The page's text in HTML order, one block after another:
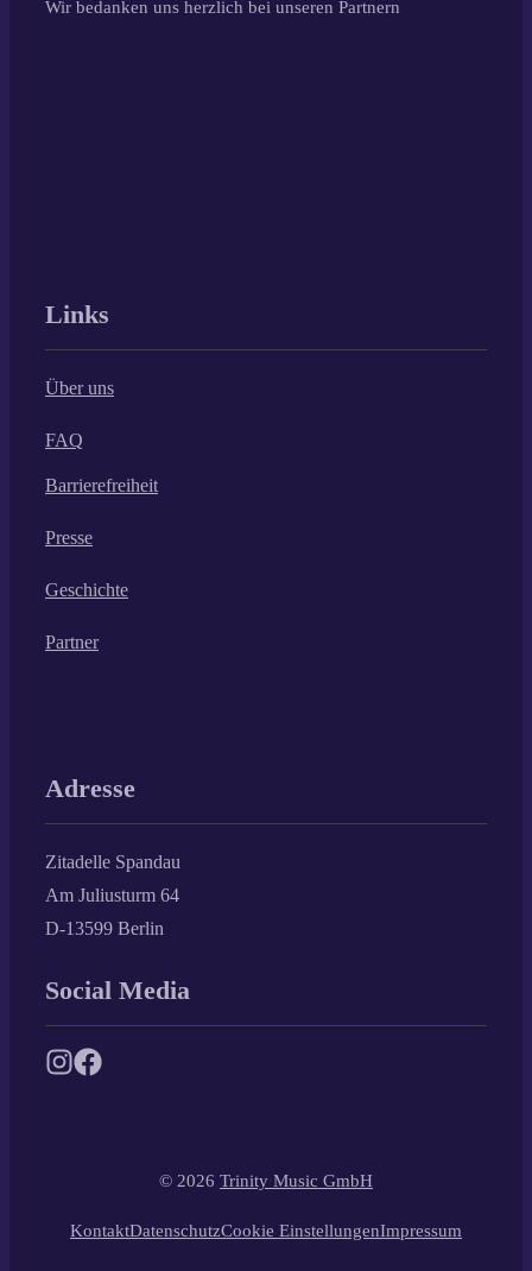
Wir bedanken uns herzlich bei unseren Partnern
Links
Über uns
FAQ
Barrierefreiheit
Presse
Geschichte
Partner
Adresse
Zitadelle Spandau
Am Juliusturm 64
D-13599 Berlin
Social Media
© 2026 Trinity Music GmbH
KontaktDatenschutzCookie EinstellungenImpressum